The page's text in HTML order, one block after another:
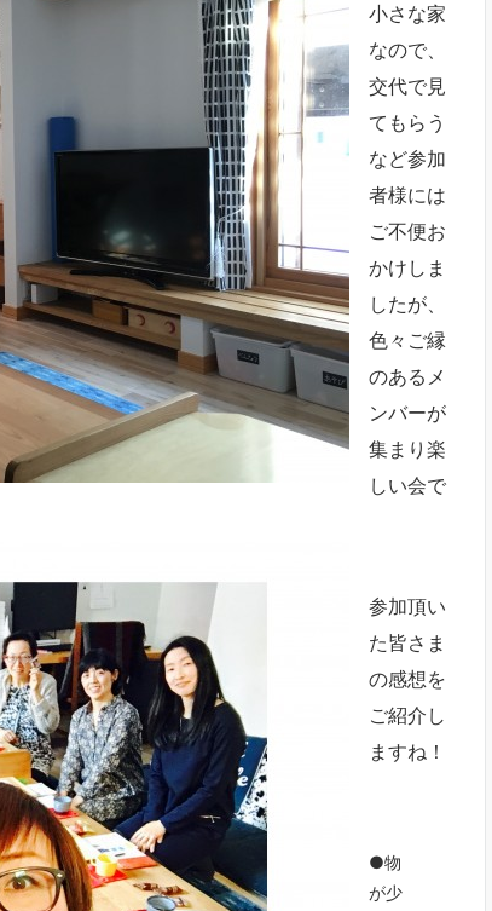
小さな家
なので、
交代で見
てもらう
など参加
者様には
ご不便お
かけしま
したが、
色々ご縁
のあるメ
ンバーが
集まり楽
しい会で
参加頂い
た皆さま
の感想を
ご紹介し
ますね！
●物
が少